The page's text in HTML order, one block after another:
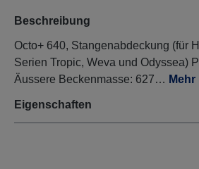
Beschreibung
Octo+ 640, Stangenabdeckung (für
Serien Tropic, Weva und Odyssea)
Äussere Beckenmasse: 627… Mehr
Eigenschaften